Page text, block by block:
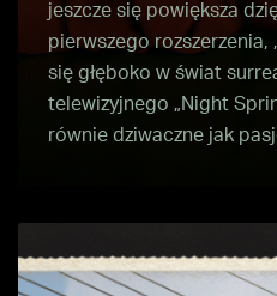
jeszcze się powiększa
pierwszego rozszerzenia,
się głęboko w świat
telewizyjnego „Night
równie dziwaczne jak